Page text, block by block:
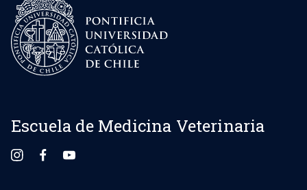
Escuela de Medicina Veterinaria